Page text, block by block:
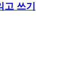
쓰기